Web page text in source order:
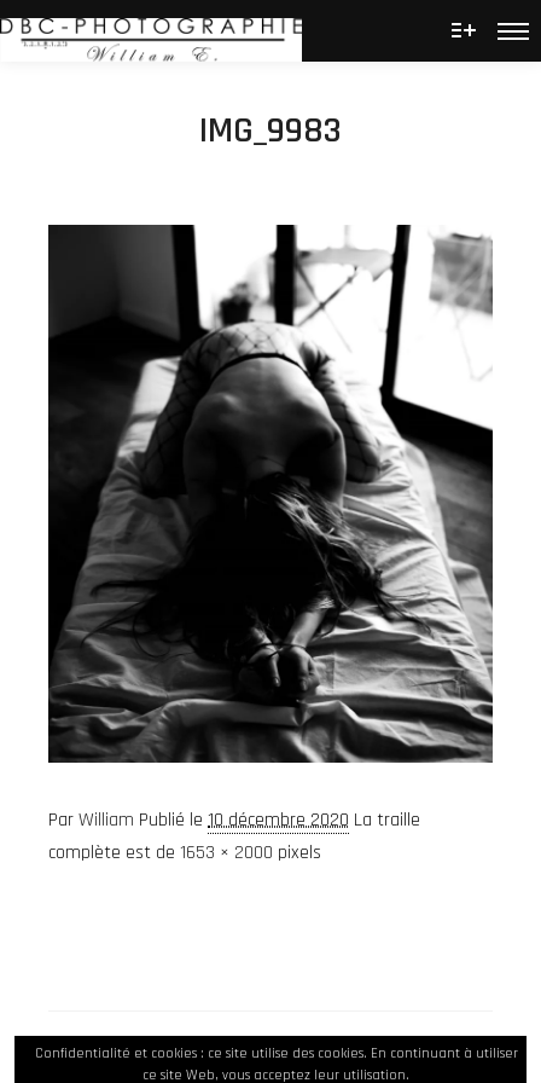
Plus
IMG_9983
ParWilliam Publié le 10 décembre 2020 La traille
complète est de 1653 × 2000 pixels
Confidentialité et cookies : ce site utilise des cookies. En continuant à utiliser
ce site Web, vous acceptez leur utilisation.